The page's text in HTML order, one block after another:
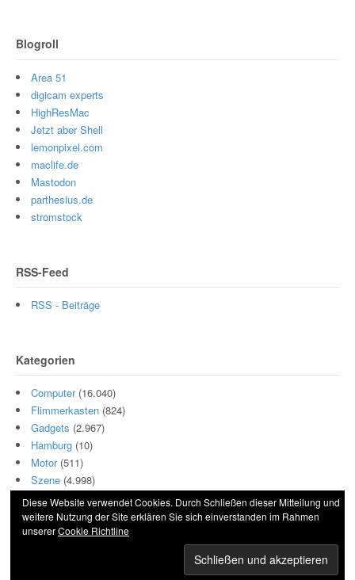
Blogroll
Area 51
digicam experts
HighResMac
Jetzt aber Shell
lemonpixel.com
maclife.de
Mastodon
parthesius.de
stromstock
RSS-Feed
RSS - Beiträge
Kategorien
Computer(16.040)
Flimmerkasten (824)
Gadgets (2.967)
Hamburg (10)
Motor(511)
Szene (4.998)
© 2026 Hightech und Blech. All Rights Reserved.
Diese Website verwendet Cookies. Durch Schließen dieser Mitteilung und
weitere Nutzung der Site erklären Sie sich einverstanden im Rahmen
unsererCookie Richtline